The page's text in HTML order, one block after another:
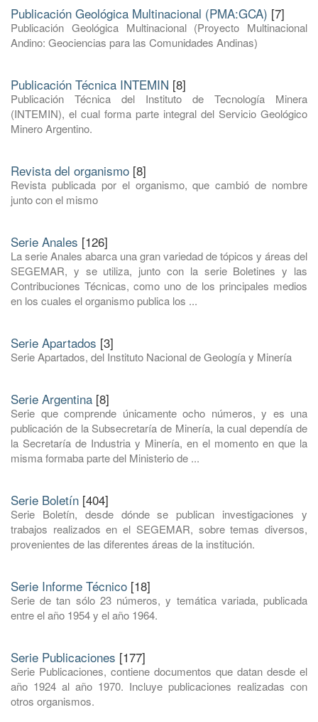
Publicación Geológica Multinacional (PMA:GCA) [7]
Publicación Geológica Multinacional (Proyecto Multinacional
Andino: Geociencias para las Comunidades Andinas)
Publicación Técnica INTEMIN [8]
Publicación Técnica del Instituto de Tecnología Minera
(INTEMIN), el cual forma parte integral del Servicio Geológico
Minero Argentino.
Revista del organismo [8]
Revista publicada por el organismo, que cambió de nombre
junto con el mismo
Serie Anales [126]
La serie Anales abarca una gran variedad de tópicos y áreas del
SEGEMAR, y se utiliza, junto con la serie Boletines y las
Contribuciones Técnicas, como uno de los principales medios
en los cuales el organismo publica los ...
Serie Apartados [3]
Serie Apartados, del Instituto Nacional de Geología y Minería
Serie Argentina [8]
Serie que comprende únicamente ocho números, y es una
publicación de la Subsecretaría de Minería, la cual dependía de
la Secretaría de Industria y Minería, en el momento en que la
misma formaba parte del Ministerio de ...
Serie Boletín [404]
Serie Boletín, desde dónde se publican investigaciones y
trabajos realizados en el SEGEMAR, sobre temas diversos,
provenientes de las diferentes áreas de la institución.
Serie Informe Técnico [18]
Serie de tan sólo 23 números, y temática variada, publicada
entre el año 1954 y el año 1964.
Serie Publicaciones [177]
Serie Publicaciones, contiene documentos que datan desde el
año 1924 al año 1970. Incluye publicaciones realizadas con
otros organismos.